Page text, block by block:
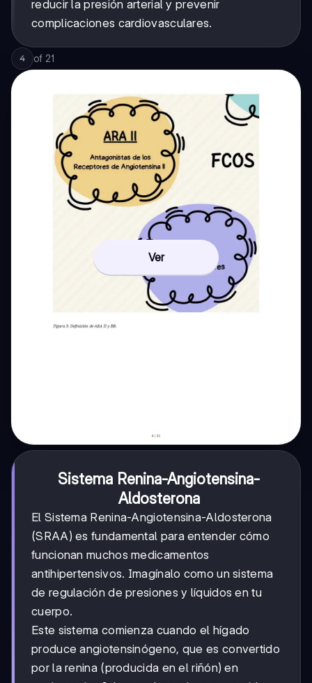
reducir la presión arterial y prevenir
complicaciones cardiovasculares.
4 of 21
Ver
Sistema Renina-Angiotensina-
Aldosterona
El Sistema Renina-Angiotensina-Aldosterona
(SRAA) es fundamental para entender cómo
funcionan muchos medicamentos
antihipertensivos. Imagínalo como un sistema
de regulación de presiones y líquidos en tu
cuerpo.
Este sistema comienza cuando el hígado
produce angiotensinógeno, que es convertido
por la renina (producida en el riñón) en